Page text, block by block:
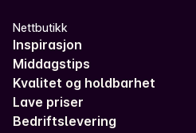
Nettbutikk
Inspirasjon
Middagstips
Kvalitet og holdbarhet
Lave priser
Bedriftslevering